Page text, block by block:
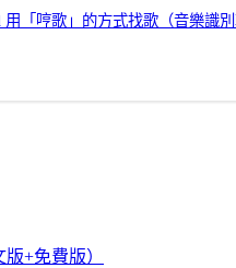
用「哼歌」的方式找歌（音樂識別
+免費版）